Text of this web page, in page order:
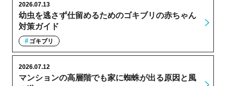
幼虫を逃さず仕留めるためのゴキブリの赤ちゃん
対策ガイド
2026.07.13
ゴキブリ
マンションの高層階でも家に蜘蛛が出る原因と風
2026.07.12